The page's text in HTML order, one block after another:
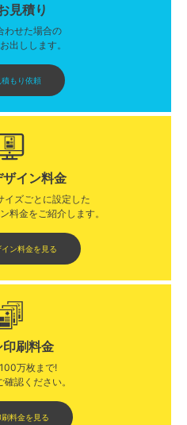
見積り
わせた場合の
出しします。
もり依頼
イン料金
イズごとに設定した
料金をご紹介します。​​
ン料金を見る
刷料金
万枚まで!
認ください。​
料金を見る